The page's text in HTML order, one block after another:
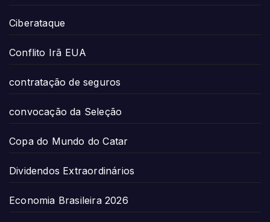
Ciberataque
Conflito Irã EUA
contratação de seguros
convocação da Seleção
Copa do Mundo do Catar
Dividendos Extraordinários
Economia Brasileira 2026